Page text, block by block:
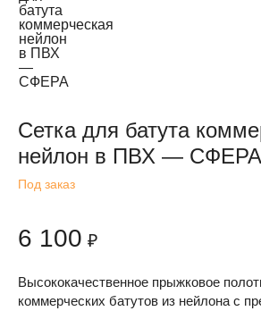
Сетка для батута
нейлон в ПВХ — СФЕРА
Под заказ
6 100 ₽
Высококачественное прыжковое
коммерческих батутов из нейлона с